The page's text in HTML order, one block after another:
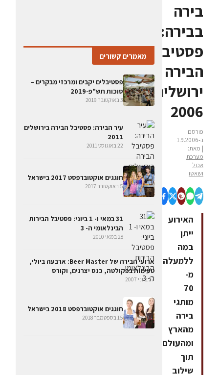
בירה
בבירה:
פסטיבל
הבירה
ירושלים
2006
פורסם
ב-1.9.2006
| מאת:
מערכת
אכול
ושאטו
האירוע
ייתן
במה
ללמעלה
מ-
70
מותגי
בירה
מהארץ
ומהעולם,
תוך
שילוב
מאמרים קשורים
פסטיבלים יקבים ומרכזי מבקרים –
סוכות תש"פ-2019
3 באוקטובר 2019
עיר הבירה: פסטיבל הבירה בירושלים
2011
22 באוגוסט 2011
חוגגים אוקטוברפסט 2017 בישראל
5 באוקטובר 2017
31 במאי ו- 1 ביוני: פסטיבל הבירות
הבינלאומי ה- 3
28 במאי 2010
ארועי הבירה של Beer Master: ארבעה ביולי,
טעימות בפקולטה, כנס יצרנים, וקורס
27 ביוני 2007
חוגגים אוקטוברפסט 2018 בישראל
15 בספטמבר 2018